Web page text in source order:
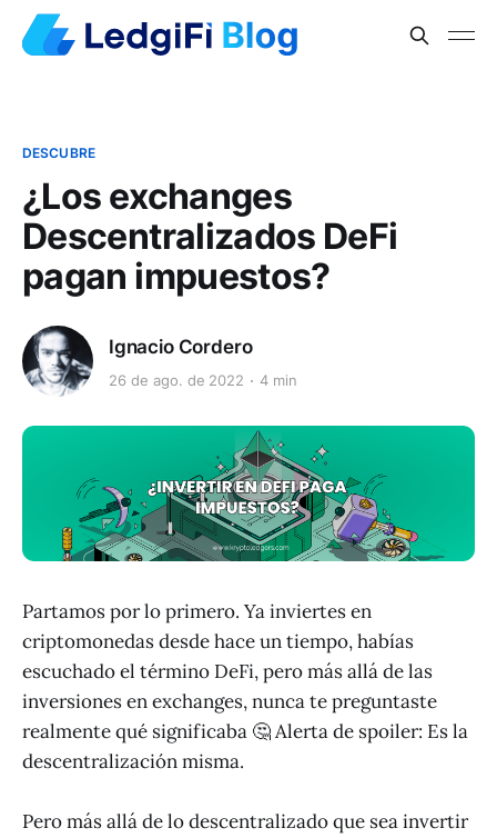
DESCUBRE
¿Los exchanges
Descentralizados DeFi
pagan impuestos?
Ignacio Cordero
26 de ago. de 2022 4 min
Partamos por lo primero. Ya inviertes en
criptomonedas desde hace un tiempo, habías
escuchado el término DeFi, pero más allá de las
inversiones en exchanges, nunca te preguntaste
realmente qué significaba 🤔 Alerta de spoiler: Es la
descentralización misma.
Pero más allá de lo descentralizado que sea invertir